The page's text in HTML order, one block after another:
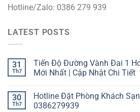
Hotline/Zalo: 0386 279 939
LATEST POSTS
31
Th7
Tiến Độ Đường Vành Đai 1
Mới Nhất | Cập Nhật Chi Tiết
30
Th7
Hotline Đặt Phòng Khách
0386279939